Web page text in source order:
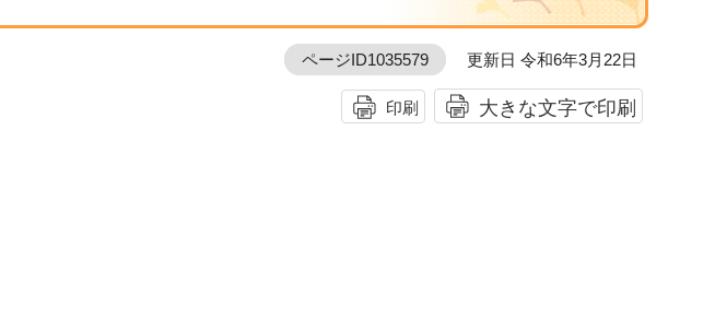
ページID1035579 更新日 令和6年3月22日
印刷 大きな文字で印刷